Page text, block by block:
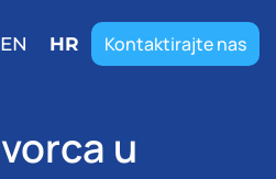
EN HR Kontaktirajte nas
u